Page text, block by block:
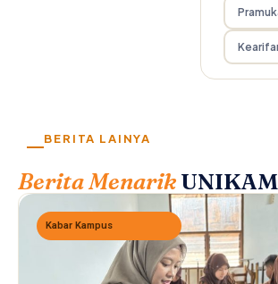
BERITA LAINYA
Berita Menarik
Kabar Kampus